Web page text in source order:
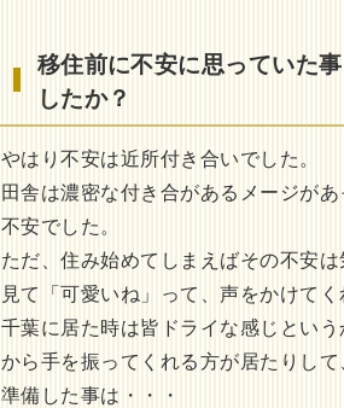
移住前に不安に思っていた
したか？
やはり不安は近所付き合いでした。
田舎は濃密な付き合があるメージが
不安でした。
ただ、住み始めてしまえばその不安
見て「可愛いね」って、声をかけてく
千葉に居た時は皆ドライな感じとい
から手を振ってくれる方が居たりし
準備した事は・・・